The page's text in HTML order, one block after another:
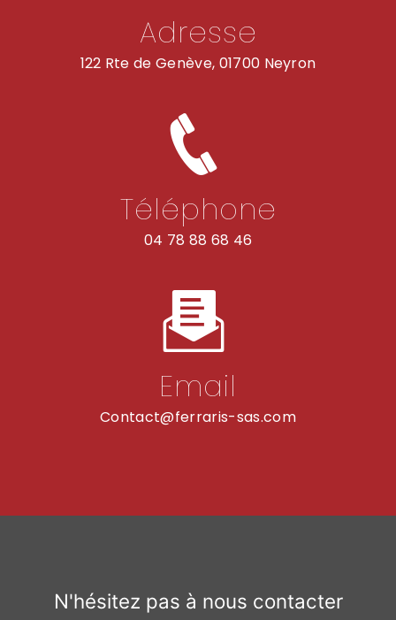
Adresse
122 Rte de Genève, 01700 Neyron
Téléphone
04 78 88 68 46
Email
contact@ferraris-sas.com
N'hésitez pas à nous contacter